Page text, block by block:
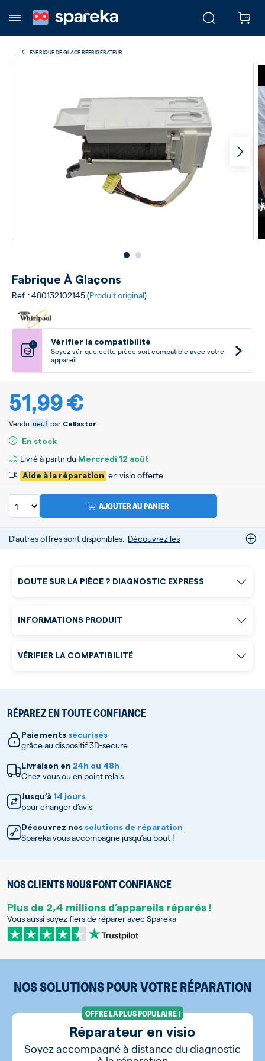
FABRIQUE DE GLACE RÉFRIGÉRATEUR
Fabrique À Glaçons
Ref. : 480132102145 (Produit original)
! Vérifier la compatibilité
Soyez sûr que cette pièce soit compatible avec votre
appareil
51,99 €
Vendu neuf par Cellastor
En stock
Livré à partir du Mercredi 12 août
Aide à la réparation en visio offerte
AJOUTER AU PANIER
D’autres offres sont disponibles. Découvrez les
DOUTE SUR LA PIÈCE ? DIAGNOSTIC EXPRESS
INFORMATIONS PRODUIT
RÉPAREZ EN TOUTE CONFIANCE
Paiements sécurisés
grâce au dispositif 3D-secure.
Livraison en 24h ou 48h
Chez vous ou en point relais
Jusqu’à 14 jours
pour changer d’avis
Découvrez nos solutions de réparation
Spareka vous accompagne jusqu’au bout !
NOS CLIENTS NOUS FONT CONFIANCE
Plus de 2,4 millions d’appareils réparés !
Vous aussi soyez fiers de réparer avec Spareka
VÉRIFIER LA COMPATIBILITÉ
NOS SOLUTIONS POUR VOTRE RÉPARATION
OFFRE LA PLUS POPULAIRE !
Réparateur en visio
Soyez accompagné à distance du diagnostic